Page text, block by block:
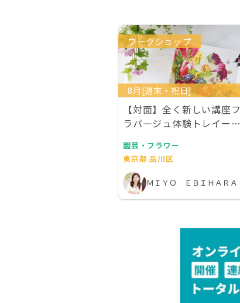
ワークショップ
8月[週末・祝日]
【対面】全く新しい講座フ
ラパ―ジュ体験トレイー２
園芸・フラワー
東京都 品川区
ＭＩＹＯ ＥＢＩＨＡＲＡ